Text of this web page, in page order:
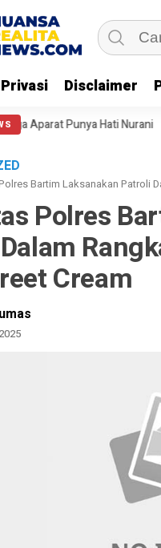
Disclaimer
Nurani Massa Reuni
Bartim Laksanakan Patroli
Polres
Cream